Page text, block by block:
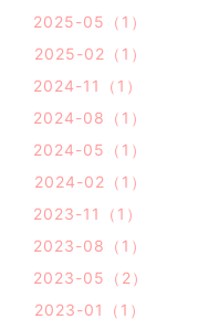
2025-05（1）
2025-02（1）
2024-11（1）
2024-08（1）
2024-05（1）
2024-02（1）
2023-11（1）
2023-08（1）
2023-05（2）
2023-01（1）